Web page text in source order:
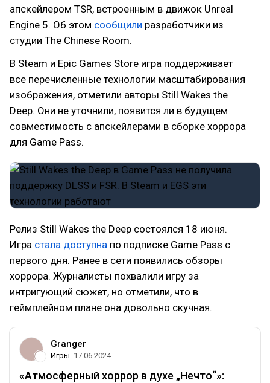
апскейлером TSR, встроенным в движок Unreal
Engine 5. Об этом сообщили разработчики из
студии The Chinese Room.
В Steam и Epic Games Store игра поддерживает
все перечисленные технологии масштабирования
изображения, отметили авторы Still Wakes the
Deep. Они не уточнили, появится ли в будущем
совместимость с апскейлерами в сборке хоррора
для Game Pass.
Релиз Still Wakes the Deep состоялся 18 июня.
Игра стала доступна по подписке Game Pass с
первого дня. Ранее в сети появились обзоры
хоррора. Журналисты похвалили игру за
интригующий сюжет, но отметили, что в
геймплейном плане она довольно скучная.
Granger
Игры 17.06.2024
«Атмосферный хоррор в духе „Нечто“»: